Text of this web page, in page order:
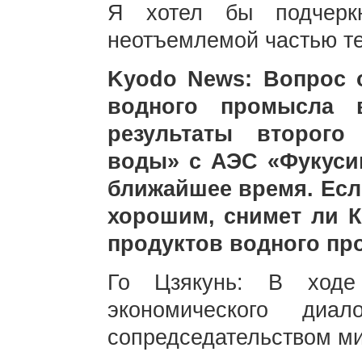
Я хотел бы
неотъемлемой частью
Kyodo News: Вопрос
водного промысла
результаты
воды» с АЭС
ближайшее время.
хорошим, снимет ли
продуктов водного
Го Цзякунь: В ходе
экономического
сопредседательством